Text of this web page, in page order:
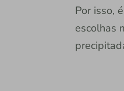
Por isso,
escolhas